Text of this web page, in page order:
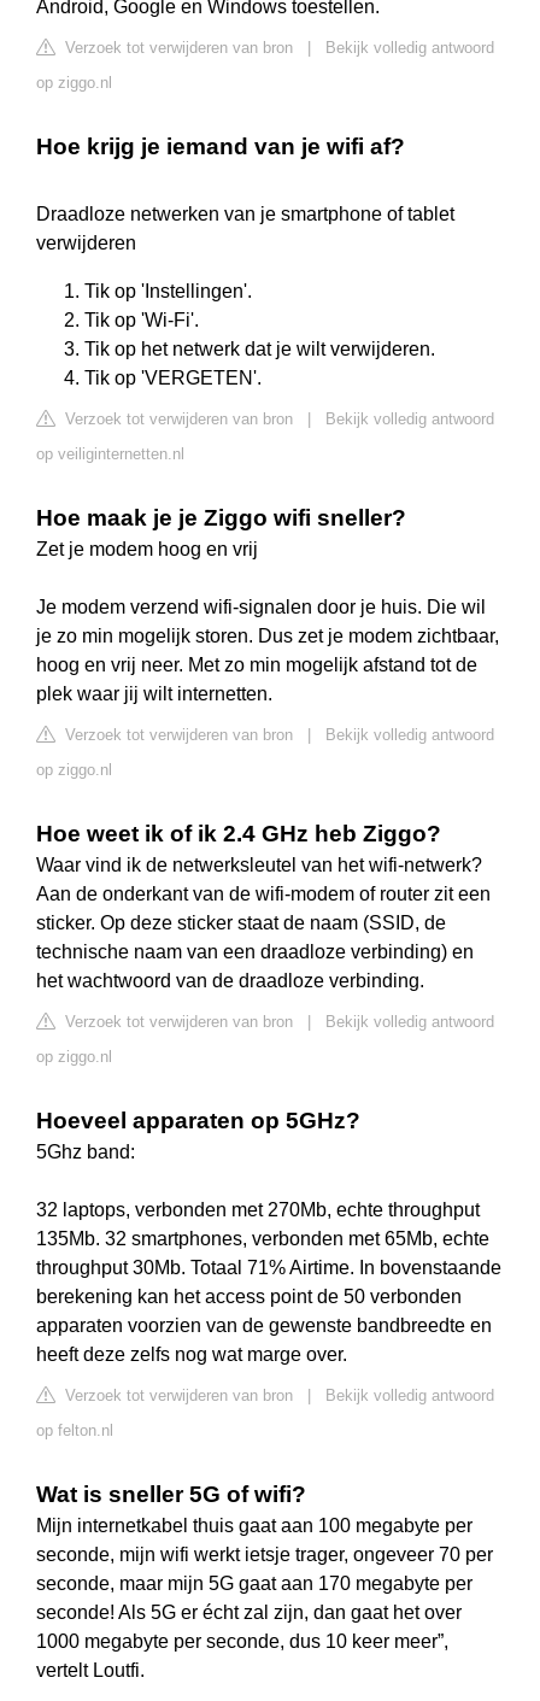
Android, Google en Windows toestellen.
Verzoek tot verwijderen van bron
Bekijk volledig antwoord
op ziggo.nl
Hoe krijg je iemand van je wifi af?
Draadloze netwerken van je smartphone of tablet
verwijderen
Tik op 'Instellingen'.
Tik op 'Wi-Fi'.
Tik op het netwerk dat je wilt verwijderen.
Tik op 'VERGETEN'.
Verzoek tot verwijderen van bron
Bekijk volledig antwoord
op veiliginternetten.nl
Hoe maak je je Ziggo wifi sneller?
Zet je modem hoog en vrij
Je modem verzend wifi-signalen door je huis. Die wil
je zo min mogelijk storen. Dus zet je modem zichtbaar,
hoog en vrij neer. Met zo min mogelijk afstand tot de
plek waar jij wilt internetten.
Verzoek tot verwijderen van bron
Bekijk volledig antwoord
op ziggo.nl
Hoe weet ik of ik 2.4 GHz heb Ziggo?
Waar vind ik de netwerksleutel van het wifi-netwerk?
Aan de onderkant van de wifi-modem of router zit een
sticker. Op deze sticker staat de naam (SSID, de
technische naam van een draadloze verbinding) en
het wachtwoord van de draadloze verbinding.
Verzoek tot verwijderen van bron
Bekijk volledig antwoord
op ziggo.nl
Hoeveel apparaten op 5GHz?
5Ghz band:
32 laptops, verbonden met 270Mb, echte throughput
135Mb. 32 smartphones, verbonden met 65Mb, echte
throughput 30Mb. Totaal 71% Airtime. In bovenstaande
berekening kan het access point de 50 verbonden
apparaten voorzien van de gewenste bandbreedte en
heeft deze zelfs nog wat marge over.
Verzoek tot verwijderen van bron
Bekijk volledig antwoord
op felton.nl
Wat is sneller 5G of wifi?
Mijn internetkabel thuis gaat aan 100 megabyte per
seconde, mijn wifi werkt ietsje trager, ongeveer 70 per
seconde, maar mijn 5G gaat aan 170 megabyte per
seconde! Als 5G er écht zal zijn, dan gaat het over
1000 megabyte per seconde, dus 10 keer meer”,
vertelt Loutfi.